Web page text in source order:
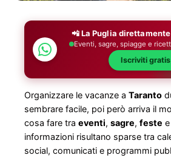
📲 La Puglia
Eventi, sagre, spiagge e
Iscriviti gratis
Organizzare le vacanze a Taranto
sembrare facile, poi però arriva il
cosa fare tra eventi, sagre, feste e
informazioni risultano sparse tra
social, comunicati e programmi